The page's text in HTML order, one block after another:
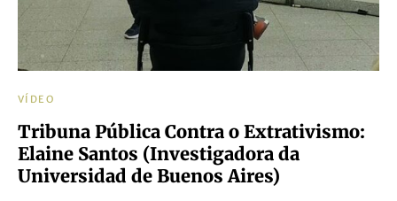
VÍDEO
Tribuna Pública Contra o Extrativismo:
Elaine Santos (Investigadora da
Universidad de Buenos Aires)